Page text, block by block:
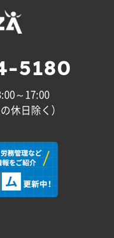
5180
～17:00
休日除く）